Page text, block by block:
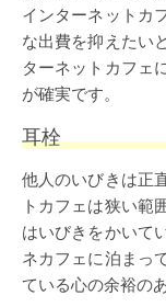
インターネットカ
な出費を抑えたい
ターネットカフェ
が確実です。
耳栓
他人のいびきは正
トカフェは狭い範
はいびきをかいて
ネカフェに泊まっ
ている心の余裕の